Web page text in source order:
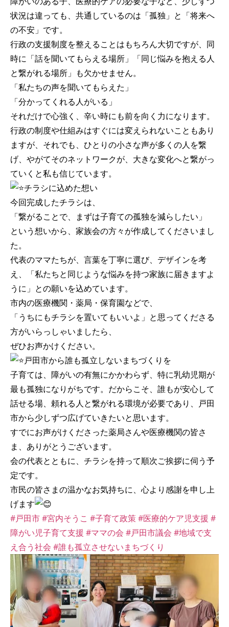
状況は違っても、共通しているのは「孤独」と「将来へ
の不安」です。
行政の支援制度を整えることはもちろん大切ですが、同
時に「話を聞いてもらえる場所」「同じ悩みを抱える人
と繋がれる場所」も欠かせません。
「私たちの声を聞いてもらえた」
「分かってくれる人がいる」
それだけで心強く、辛い時にも前を向く力になります。
行政の制度や仕組みはすぐには変えられないこともあり
ますが、それでも、ひとりの小さな声が多くの人を繋
げ、やがてそのネットワークが、大きな変化へと繋がっ
ていくと私も信じています。
チラシに込めた想い
今回完成したチラシは、
「繋がることで、まずは子育ての孤独を減らしたい」
という想いから、家族会の方々が作成してくださいまし
た。
代表のママたちが、言葉を丁寧に選び、デザインを考
え、「私たちと同じような悩みを持つ家族に届きますよ
うに」との願いを込めています。
市内の医療機関・薬局・保育園などで、
「うちにもチラシを置いてもいいよ」と思ってくださる
方がいらっしゃいましたら、
ぜひお声かけください。
戸田市から誰も孤立しないまちづくりを
子育ては、障がいの有無にかかわらず、特に乳幼児期が
最も孤独になりがちです。だからこそ、誰もが安心して
話せる場、頼れる人と繋がれる環境が必要であり、戸田
市から少しずつ広げていきたいと思います。
すでにお声がけくださった薬局さんや医療機関の皆さ
ま、ありがとうございます。
会の代表とともに、チラシを持って順次ご挨拶に伺う予
定です。
市民の皆さまの温かなお気持ちに、心より感謝を申し上
げます
#戸田市#宮内そうこ #子育て政策#医療的ケア児支援 #
障がい児子育て支援 #ママの会 #戸田市議会 #地域で支
え合う社会 #誰も孤立させないまちづくり